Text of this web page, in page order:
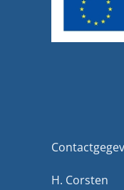
H. Corsten